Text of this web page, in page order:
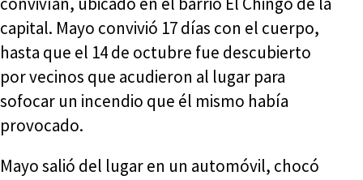
capital. Mayo convivió 17 días con el cuerpo,
hasta que el 14 de octubre fue descubierto
por vecinos que acudieron al lugar para
sofocar un incendio que él mismo había
provocado.
Mayo salió del lugar en un automóvil, chocó